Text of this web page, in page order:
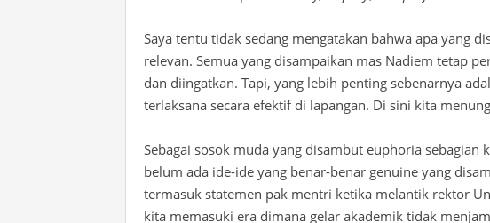
Saya tentu tidak sedang mengatakan bahwa apa yang
relevan. Semua yang disampaikan mas Nadiem tetap
dan diingatkan. Tapi, yang lebih penting sebenarnya
terlaksana secara efektif di lapangan. Di sini kita
Sebagai sosok muda yang disambut euphoria sebagian
belum ada ide-ide yang benar-benar genuine yang
termasuk statemen pak mentri ketika melantik rektor
kita memasuki era dimana gelar akademik tidak